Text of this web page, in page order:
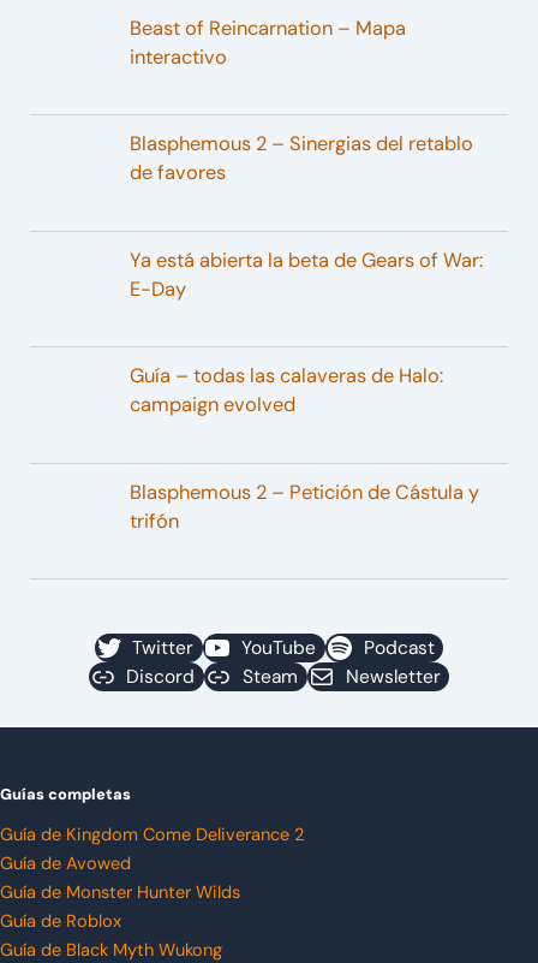
Beast of Reincarnation – Mapa
interactivo
Blasphemous 2 – Sinergias del retablo
de favores
Ya está abierta la beta de Gears of War:
E-Day
Guía – todas las calaveras de Halo:
campaign evolved
Blasphemous 2 – Petición de Cástula y
trifón
Twitter YouTube
Podcast
Discord
Steam Newsletter
Guías completas
Guía de Kingdom Come Deliverance 2
Guía de Avowed
Guía de Monster Hunter Wilds
Guía de Roblox
Guía de Black Myth Wukong